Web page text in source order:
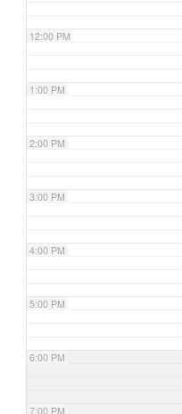
12:00 PM
1:00 PM
2:00 PM
3:00 PM
4:00 PM
5:00 PM
6:00 PM
7:00 PM